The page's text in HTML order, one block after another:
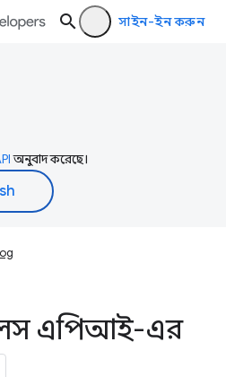
সাইন-ইন করুন
অনুবাদ করেছে।
এপিআই-এর